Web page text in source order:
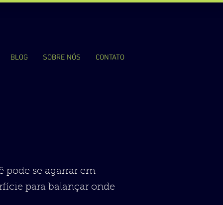
BLOG SOBRE NÓS CONTATO
pode se agarrar em
para balançar onde